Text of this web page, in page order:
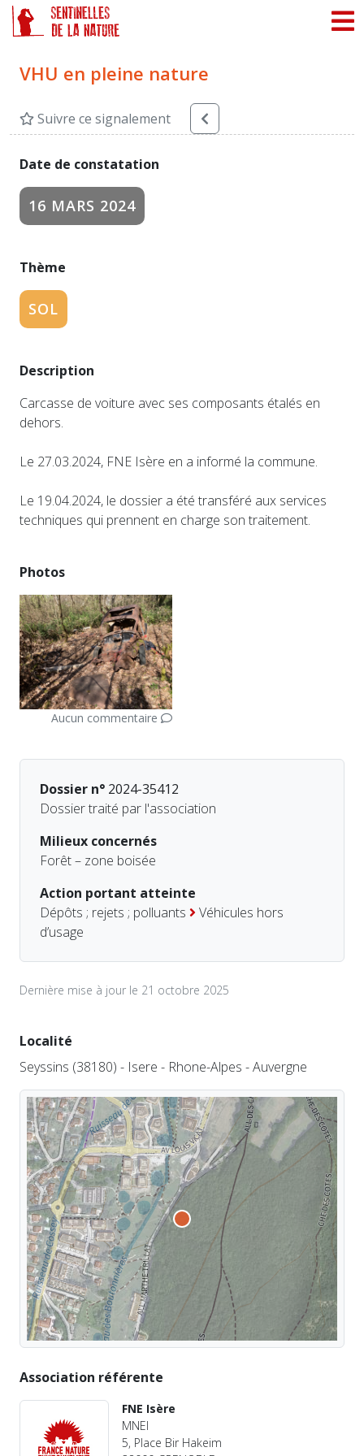
VHU en pleine nature
Suivre ce signalement
Date de constatation
16 MARS 2024
Thème
SOL
Description
Carcasse de voiture avec ses composants étalés en
dehors.
Le 27.03.2024, FNE Isère en a informé la commune.
Le 19.04.2024, le dossier a été transféré aux services
techniques qui prennent en charge son traitement.
Photos
Aucun commentaire
Dossier n° 2024-35412
Dossier traité par l'association
Milieux concernés
Forêt – zone boisée
Action portant atteinte
Dépôts ; rejets ; polluants
Véhicules hors
d’usage
Dernière mise à jour le 21 octobre 2025
Localité
Seyssins (38180) - Isere - Rhone-Alpes - Auvergne
Association référente
FNE Isère
MNEI
5, Place Bir Hakeim
Panneau de gestion des cookies